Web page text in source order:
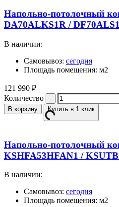
Напольно-потолочный
DA70ALKS1R /
В наличии:
Самовывоз: сегодня
Площадь помещения: м2
121 990 ₽
Количество
В корзину Купить в 1 клик
Напольно-потолочный
KSHFA53HFAN1 /
В наличии:
Самовывоз: сегодня
Площадь помещения: м2